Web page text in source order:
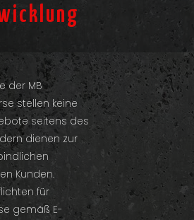
der MB
stellen keine
seitens des
dienen zur
Kunden.
für
gemäß E-